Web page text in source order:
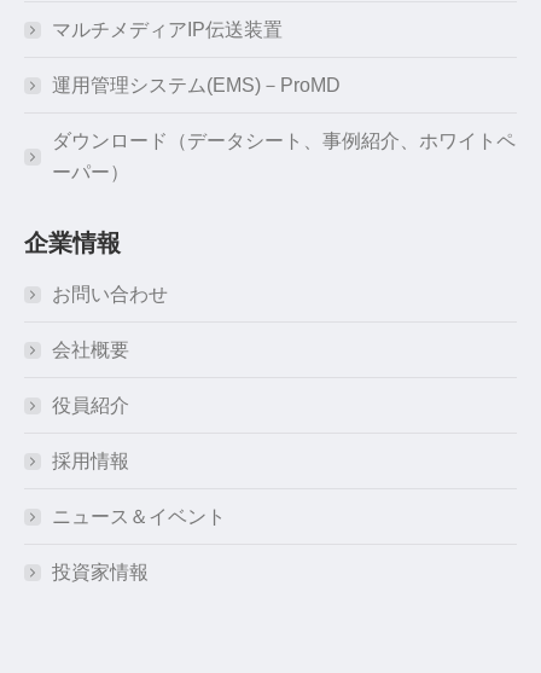
マルチメディアIP伝送装置
運用管理システム(EMS)－ProMD
ダウンロード（データシート、事例紹介、ホワイトペ
ーパー）
企業情報
お問い合わせ
会社概要
役員紹介
採用情報
ニュース＆イベント
投資家情報